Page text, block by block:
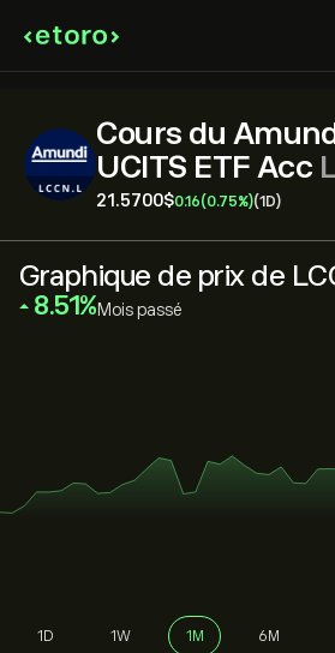
Cours du
UCITS ETF Acc
21.5700‎$‎0.16(0.75%)(1D)
Graphique de prix de
‎8.51‎ Mois passé
1D 1W 1M 6M